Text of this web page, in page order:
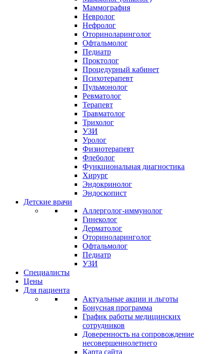
Маммография
Невролог
Нефролог
Оториноларинголог
Офтальмолог
Педиатр
Проктолог
Процедурный кабинет
Психотерапевт
Пульмонолог
Ревматолог
Терапевт
Травматолог
Трихолог
УЗИ
Уролог
Физиотерапевт
Флеболог
Функциональная диагностика
Хирург
Эндокринолог
Эндоскопист
Детские врачи
Аллерголог-иммунолог
Гинеколог
Дерматолог
Оториноларинголог
Офтальмолог
Педиатр
УЗИ
Специалисты
Цены
Для пациента
Актуальные акции и льготы
Бонусная программа
График работы медицинских
сотрудников
Доверенность на сопровождение
несовершеннолетнего
Карта сайта